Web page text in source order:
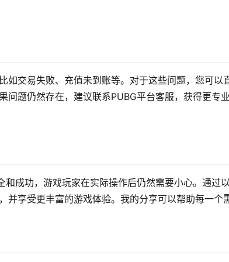
如交易失败、充值未到账等。对于这些问题，您可以
题仍然存在，建议联系PUBG平台客服，获得更专
成功，游戏玩家在实际操作后仍然需要小心。通过
并享受更丰富的游戏体验。我的分享可以帮助每一个